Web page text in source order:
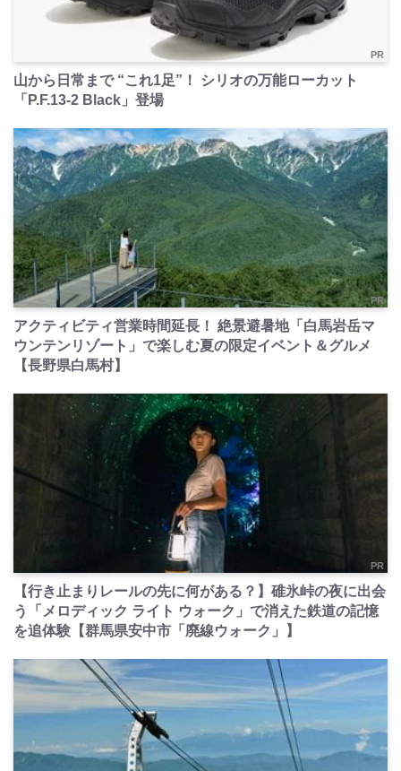
PR
山から日常まで “これ1足”！ シリオの万能ローカット
「P.F.13-2 Black」登場
PR
アクティビティ営業時間延長！ 絶景避暑地「白馬岩岳マ
ウンテンリゾート」で楽しむ夏の限定イベント＆グルメ
【長野県白馬村】
PR
【行き止まりレールの先に何がある？】碓氷峠の夜に出会
う「メロディック ライト ウォーク」で消えた鉄道の記憶
を追体験【群馬県安中市「廃線ウォーク」】